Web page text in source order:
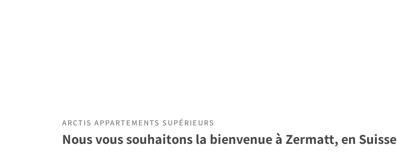
ARCTIS APPARTEMENTS SUPÉRIEURS
Nous vous souhaitons la bienvenue à Zermatt, en Suisse